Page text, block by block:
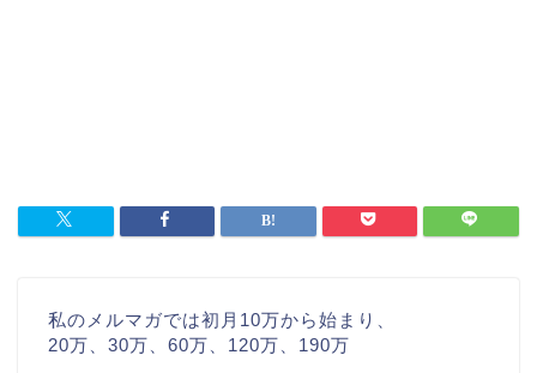
私のメルマガでは初月10万から始まり、
20万、30万、60万、120万、190万